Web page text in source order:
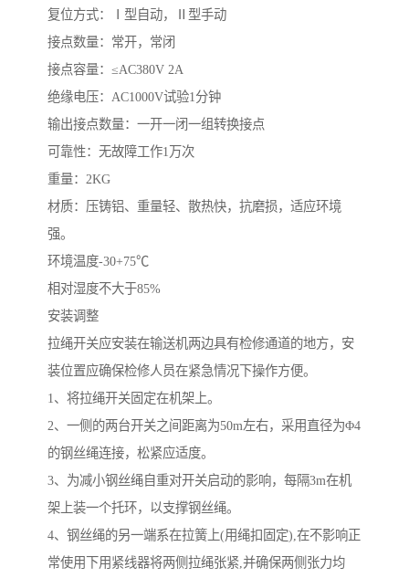
复位方式：Ⅰ型自动，Ⅱ型手动
接点数量：常开，常闭
接点容量：≤AC380V 2A
绝缘电压：AC1000V试验1分钟
输出接点数量：一开一闭一组转换接点
可靠性：无故障工作1万次
重量：2KG
材质：压铸铝、重量轻、散热快，抗磨损，适应环境
强。
环境温度-30+75℃
相对湿度不大于85%
安装调整
拉绳开关应安装在输送机两边具有检修通道的地方，安
装位置应确保检修人员在紧急情况下操作方便。
1、将拉绳开关固定在机架上。
2、一侧的两台开关之间距离为50m左右，采用直径为Φ4
的钢丝绳连接，松紧应适度。
3、为减小钢丝绳自重对开关启动的影响，每隔3m在机
架上装一个托环，以支撑钢丝绳。
4、钢丝绳的另一端系在拉簧上(用绳扣固定),在不影响正
常使用下用紧线器将两侧拉绳张紧,并确保两侧张力均